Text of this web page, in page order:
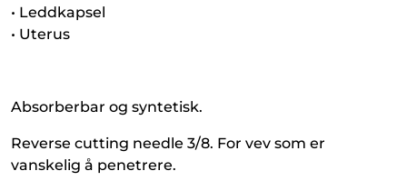
• Leddkapsel
• Uterus
Absorberbar og syntetisk.
Reverse cutting needle 3/8. For vev som er
vanskelig å penetrere.